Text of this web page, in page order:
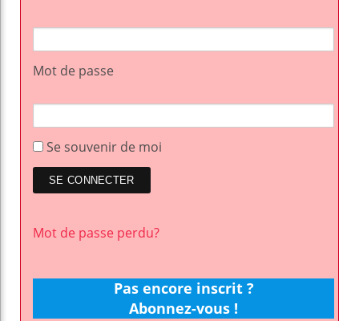
Mot de passe
Se souvenir de moi
Mot de passe perdu?
Pas encore inscrit ?
Abonnez-vous !